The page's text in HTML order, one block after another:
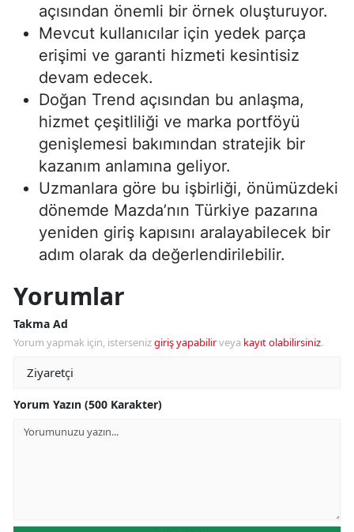
açısından önemli bir örnek oluşturuyor.
Mevcut kullanıcılar için yedek parça
erişimi ve garanti hizmeti kesintisiz
devam edecek.
Doğan Trend açısından bu anlaşma,
hizmet çeşitliliği ve marka portföyü
genişlemesi bakımından stratejik bir
kazanım anlamına geliyor.
Uzmanlara göre bu işbirliği, önümüzdeki
dönemde Mazda’nın Türkiye pazarına
yeniden giriş kapısını aralayabilecek bir
adım olarak da değerlendirilebilir.
Yorumlar
Takma Ad
Yorum yapmak için, istersenizgiriş yapabilirveya kayıt olabilirsiniz.
Yorum Yazın (500 Karakter)